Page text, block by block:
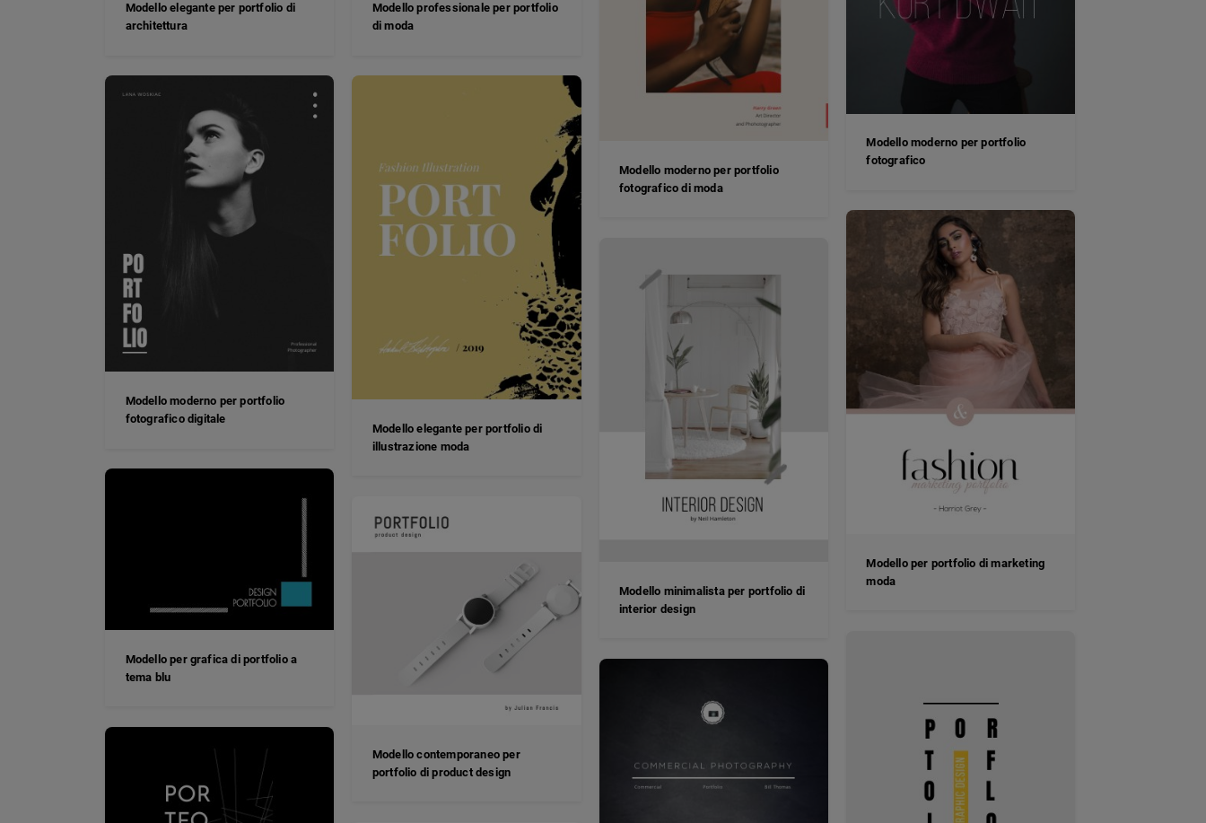
Modello elegante per portfolio di
architettura
Modello professionale per portfolio
di moda
Modello moderno per portfolio
fotografico di moda
Modello moderno per portfolio
fotografico
Modello moderno per portfolio
fotografico digitale
Modello elegante per portfolio di
illustrazione moda
Modello per portfolio di marketing
moda
Modello minimalista per portfolio di
interior design
Modello per grafica di portfolio a
tema blu
Modello contemporaneo per
portfolio di product design